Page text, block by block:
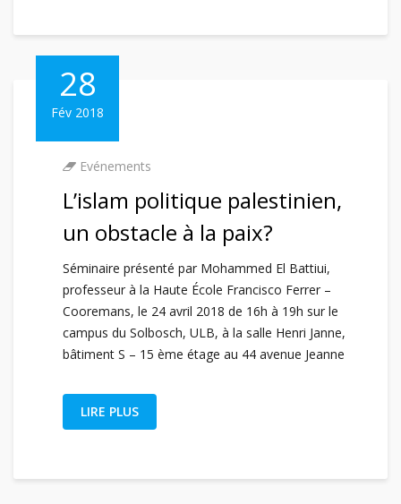
28
Fév 2018
Evénements
L’islam politique palestinien,
un obstacle à la paix?
Séminaire présenté par Mohammed El Battiui,
professeur à la Haute École Francisco Ferrer –
Cooremans, le 24 avril 2018 de 16h à 19h sur le
campus du Solbosch, ULB, à la salle Henri Janne,
bâtiment S – 15 ème étage au 44 avenue Jeanne
LIRE PLUS